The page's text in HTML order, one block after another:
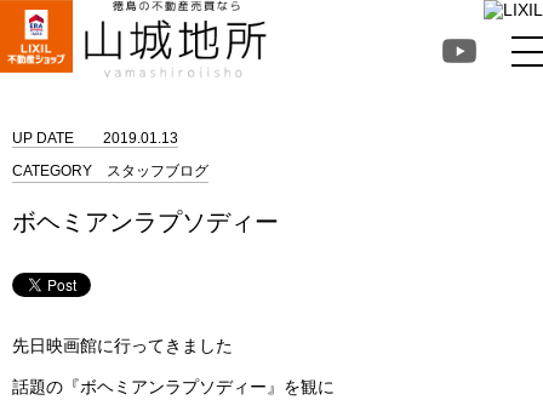
UP DATE
2019.01.13
CATEGORY
スタッフブログ
ボヘミアンラプソディー
先日映画館に行ってきました
話題の『ボヘミアンラプソディー』を観に